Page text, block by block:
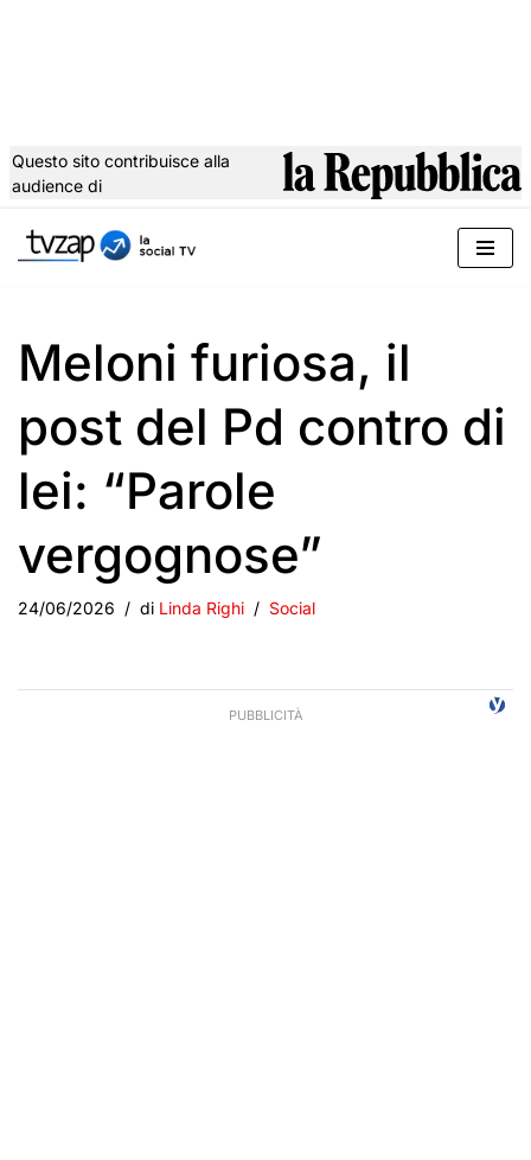
al
Questo sito contribuisce alla
audience di
Meloni furiosa, il
post del Pd contro di
lei: “Parole
vergognose”
24/06/2026 di Linda Righi Social